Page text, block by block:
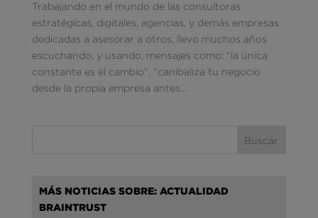
Trabajando en el mundo de las consultoras
estratégicas, digitales, agencias, y demás empresas
dedicadas a asesorar a otros, llevo muchos años
escuchando, y usando, mensajes como: “la única
constante es el cambio”, “canibaliza tu negocio
desde la propia empresa antes...
MÁS NOTICIAS SOBRE: ACTUALIDAD
BRAINTRUST